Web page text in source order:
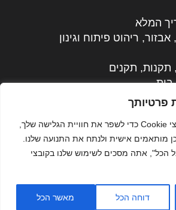
פרטיותך
אנו משתמשים בקובצי Cookie כדי לשפר את חוויית הגלישה שלך,
מותאמים אישית ולנתח את התנועה שלנו.
הכל", אתה מסכים לשימוש שלנו בקובצי
דוחה הכל מאשר הכל
המלא
ריהוט פיתוח וגינון
תקנות, תקנים
בית
ועסקאות
מתקדמות
והמלצות